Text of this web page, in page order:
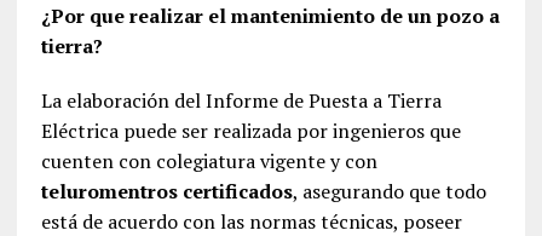
¿Por que realizar el mantenimiento de un pozo a
tierra?
La elaboración del Informe de Puesta a Tierra
Eléctrica puede ser realizada por ingenieros que
cuenten con colegiatura vigente y con
teluromentros certificados, asegurando que todo
está de acuerdo con las normas técnicas, poseer